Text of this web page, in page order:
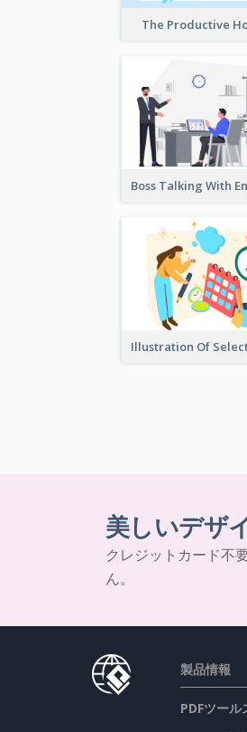
The Productive
美しいデザ
クレジットカード不
ん。
製品情報
PDFツール